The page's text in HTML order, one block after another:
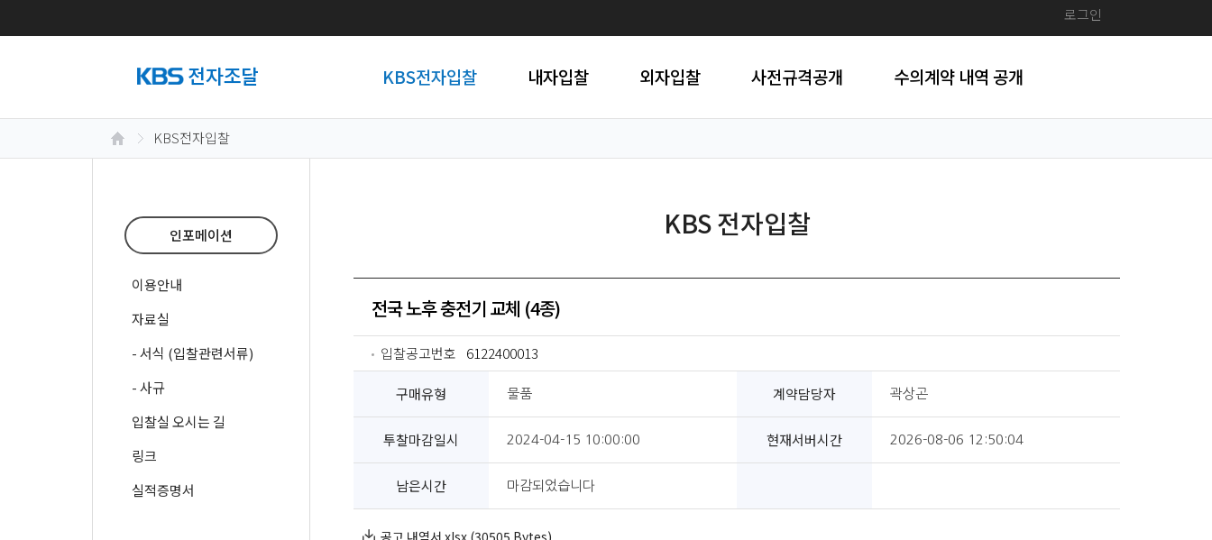
로그인
KBS전자입찰 내자입찰 외자입찰 사전규격공개 수의계약 내역 공개
KBS전자입찰
인포메이션
이용안내
자료실
- 서식 (입찰관련서류)
- 사규
입찰실 오시는 길
링크
실적증명서
KBS 전자입찰
전국 노후 충전기 교체 (4종)
입찰공고번호 6122400013
구매유형 물품 계약담당자 곽상곤
투찰마감일시 2024-04-15 10:00:00 현재서버시간 2026-08-06 12:50:04
남은시간 마감되었습니다
공고 내역서.xlsx (30505 Bytes)